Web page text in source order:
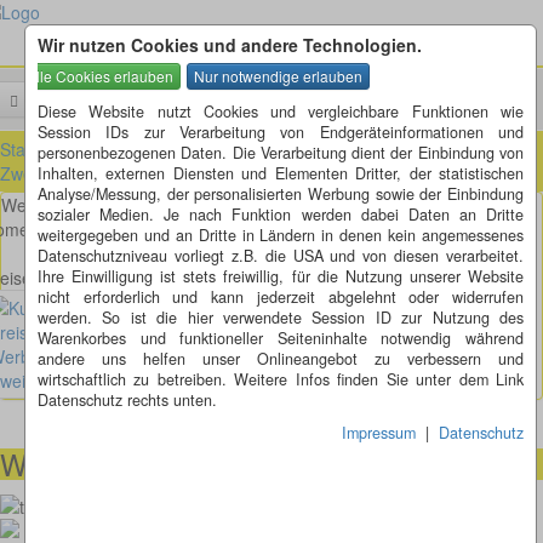
Wir nutzen Cookies und andere Technologien.
Diese Website nutzt Cookies und vergleichbare Funktionen wie
Session IDs zur Verarbeitung von Endgeräteinformationen und
personenbezogenen Daten. Die Verarbeitung dient der Einbindung von
Inhalten, externen Diensten und Elementen Dritter, der statistischen
Analyse/Messung, der personalisierten Werbung sowie der Einbindung
sozialer Medien. Je nach Funktion werden dabei Daten an Dritte
weitergegeben und an Dritte in Ländern in denen kein angemessenes
Datenschutzniveau vorliegt z.B. die USA und von diesen verarbeitet.
Ihre Einwilligung ist stets freiwillig, für die Nutzung unserer Website
nicht erforderlich und kann jederzeit abgelehnt oder widerrufen
werden. So ist die hier verwendete Session ID zur Nutzung des
Warenkorbes und funktioneller Seiteninhalte notwendig während
andere uns helfen unser Onlineangebot zu verbessern und
wirtschaftlich zu betreiben. Weitere Infos finden Sie unter dem Link
Datenschutz rechts unten.
Impressum | Datenschutz
Startseite » die Künstler der Kreisverkehre » Werbeagentur
Zweipunktnull
Werbeagentur Zweipunktnul
https://zweipunktnull.de/
Kunstwerke der Werbeagentur Zweipunktnull
Hetzerath, zwischen Föhren und Bekond
Wir helfen Ihnen gerne weiter